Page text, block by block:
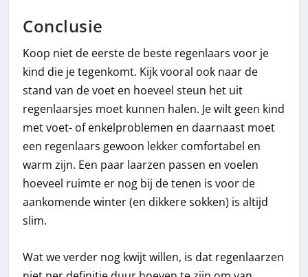
Conclusie
Koop niet de eerste de beste regenlaars voor je
kind die je tegenkomt. Kijk vooral ook naar de
stand van de voet en hoeveel steun het uit
regenlaarsjes moet kunnen halen. Je wilt geen kind
met voet- of enkelproblemen en daarnaast moet
een regenlaars gewoon lekker comfortabel en
warm zijn. Een paar laarzen passen en voelen
hoeveel ruimte er nog bij de tenen is voor de
aankomende winter (en dikkere sokken) is altijd
slim.
Wat we verder nog kwijt willen, is dat regenlaarzen